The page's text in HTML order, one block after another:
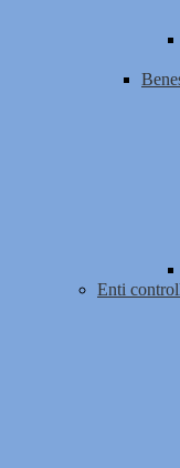
Enti